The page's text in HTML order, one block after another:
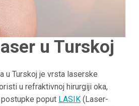
u Turskoj
u Turskoj je vrsta laserske
u refraktivnoj hirurgiji oka,
poput LASIK(Laser-